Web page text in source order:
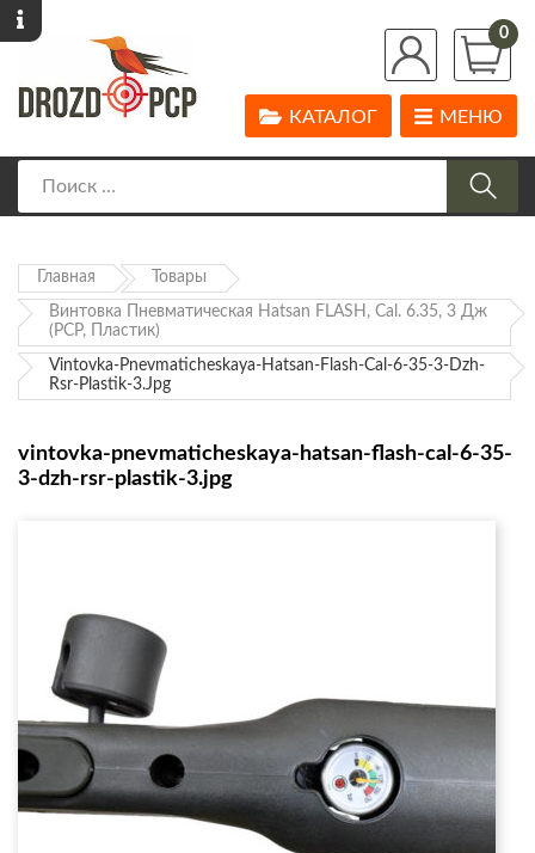
0
МЕНЮ
КАТАЛОГ
Главная Товары
Винтовка Пневматическая Hatsan FLASH, Cal. 6.35, 3 Дж
(РСР, Пластик)
Vintovka-Pnevmaticheskaya-Hatsan-Flash-Cal-6-35-3-Dzh-
Rsr-Plastik-3.jpg
vintovka-pnevmaticheskaya-hatsan-flash-cal-6-35-
3-dzh-rsr-plastik-3.jpg